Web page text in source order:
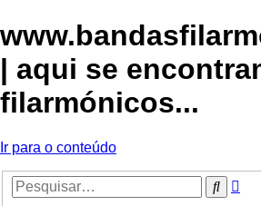
| aqui se
filarmónicos...
Ir para o conteúdo